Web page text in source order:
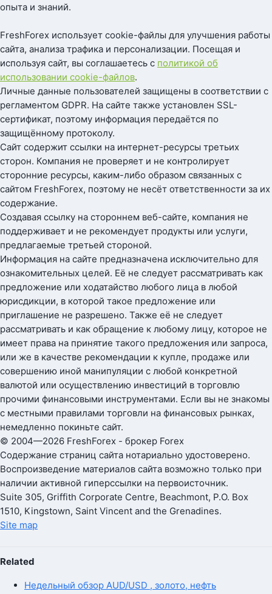
опыта и знаний.
FreshForex использует cookie-файлы для улучшения работы
сайта, анализа трафика и персонализации. Посещая и
используя сайт, вы соглашаетесь с политикой об
использовании cookie-файлов.
Личные данные пользователей защищены в соответствии с
регламентом GDPR. На сайте также установлен SSL-
сертификат, поэтому информация передаётся по
защищённому протоколу.
Сайт содержит ссылки на интернет-ресурсы третьих
сторон. Компания не проверяет и не контролирует
сторонние ресурсы, каким-либо образом связанных с
сайтом FreshForex, поэтому не несёт ответственности за их
содержание.
Создавая ссылку на стороннем веб-сайте, компания не
поддерживает и не рекомендует продукты или услуги,
предлагаемые третьей стороной.
Информация на сайте предназначена исключительно для
ознакомительных целей. Её не следует рассматривать как
предложение или ходатайство любого лица в любой
юрисдикции, в которой такое предложение или
приглашение не разрешено. Также её не следует
рассматривать и как обращение к любому лицу, которое не
имеет права на принятие такого предложения или запроса,
или же в качестве рекомендации к купле, продаже или
совершению иной манипуляции с любой конкретной
валютой или осуществлению инвестиций в торговлю
прочими финансовыми инструментами. Если вы не знакомы
с местными правилами торговли на финансовых рынках,
немедленно покиньте сайт.
© 2004—2026 FreshForex - брокер Forex
Содержание страниц сайта нотариально удостоверено.
Воспроизведение материалов сайта возможно только при
наличии активной гиперссылки на первоисточник.
Suite 305, Griffith Corporate Centre, Beachmont, P.O. Box
1510, Kingstown, Saint Vincent and the Grenadines.
Site map
Related
Недельный обзор AUD/USD , золото, нефть